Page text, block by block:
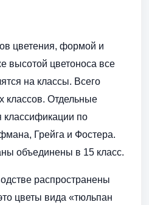
цветения, формой и
высотой цветоноса все
на классы. Всего
классов. Отдельные
классификации по
Грейга и Фостера.
объединены в 15 класс.
распространены
цветы вида «тюльпан